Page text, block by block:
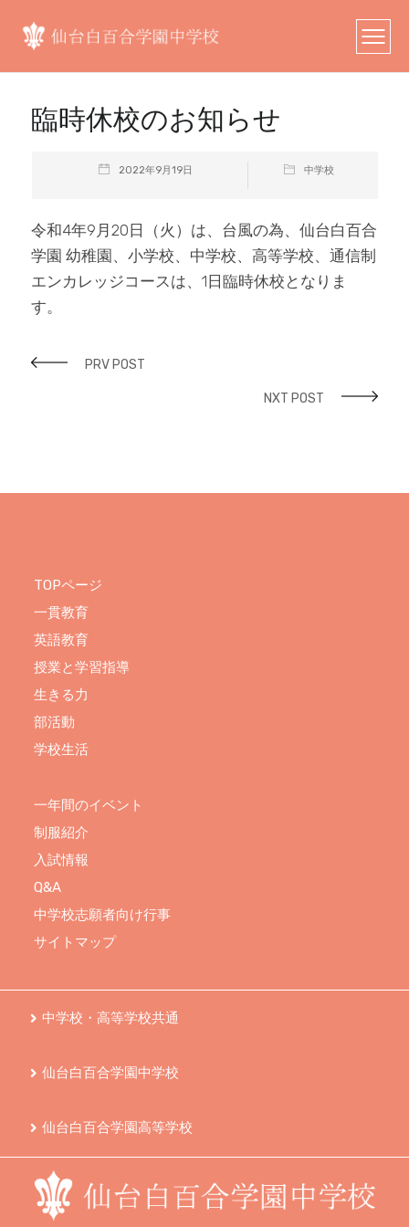
臨時休校のお知らせ
2022年9月19日 中学校
令和4年9月20日（火）は、台風の為、仙台白百合
学園 幼稚園、小学校、中学校、高等学校、通信制
エンカレッジコースは、1日臨時休校となりま
す。
PRV POST
NXT POST
TOPページ
一貫教育
英語教育
授業と学習指導
生きる力
部活動
学校生活
一年間のイベント
制服紹介
入試情報
Q&A
中学校志願者向け行事
サイトマップ
中学校・高等学校共通
仙台白百合学園中学校
仙台白百合学園高等学校